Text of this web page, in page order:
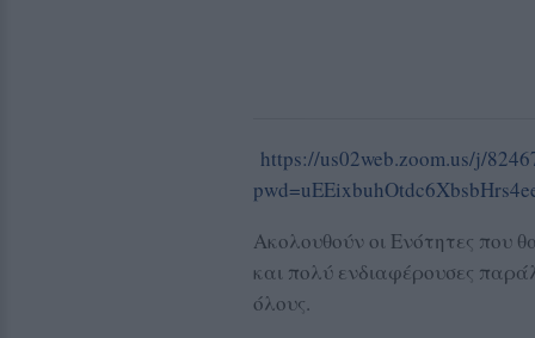
https://us02web.zoom.us/j/
Ακολουθούν οι Ενότητες που
και πολύ ενδιαφέρουσες
όλους.